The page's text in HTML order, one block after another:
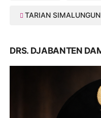
TARIAN SIMALUNGUN
DRS. DJABANTEN